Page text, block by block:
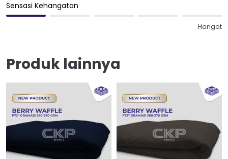
Sensasi Kehangatan
Hangat
Produk lainnya